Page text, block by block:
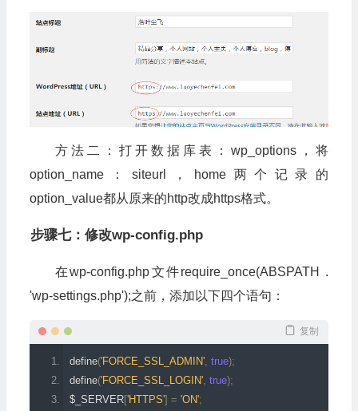
方法二：打开数据库表：wp_options，将
option_name：siteurl，home两个记录的
option_value都从原来的http改成https格式。
步骤七：修改wp-config.php
在wp-config.php文件require_once(ABSPATH .
'wp-settings.php');之前，添加以下四个语句：
复制
define('FORCE_SSL_ADMIN', true);
define('FORCE_SSL_LOGIN', true);
$_SERVER['HTTPS'] = 'ON';